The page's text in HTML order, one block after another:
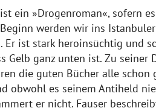
ein »Drogenroman«, sofern
werden wir ins
Er ist stark heroinsüchtig und
Gelb ganz unten ist. Zu
die guten Bücher alle schon
obwohl es seinem Antiheld
er nicht. Fauser